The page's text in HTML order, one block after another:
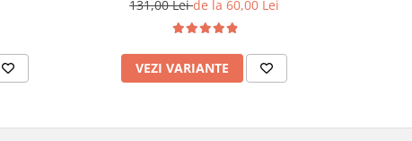
131,00 Leide la 60,00 Lei
VEZI VARIANTE